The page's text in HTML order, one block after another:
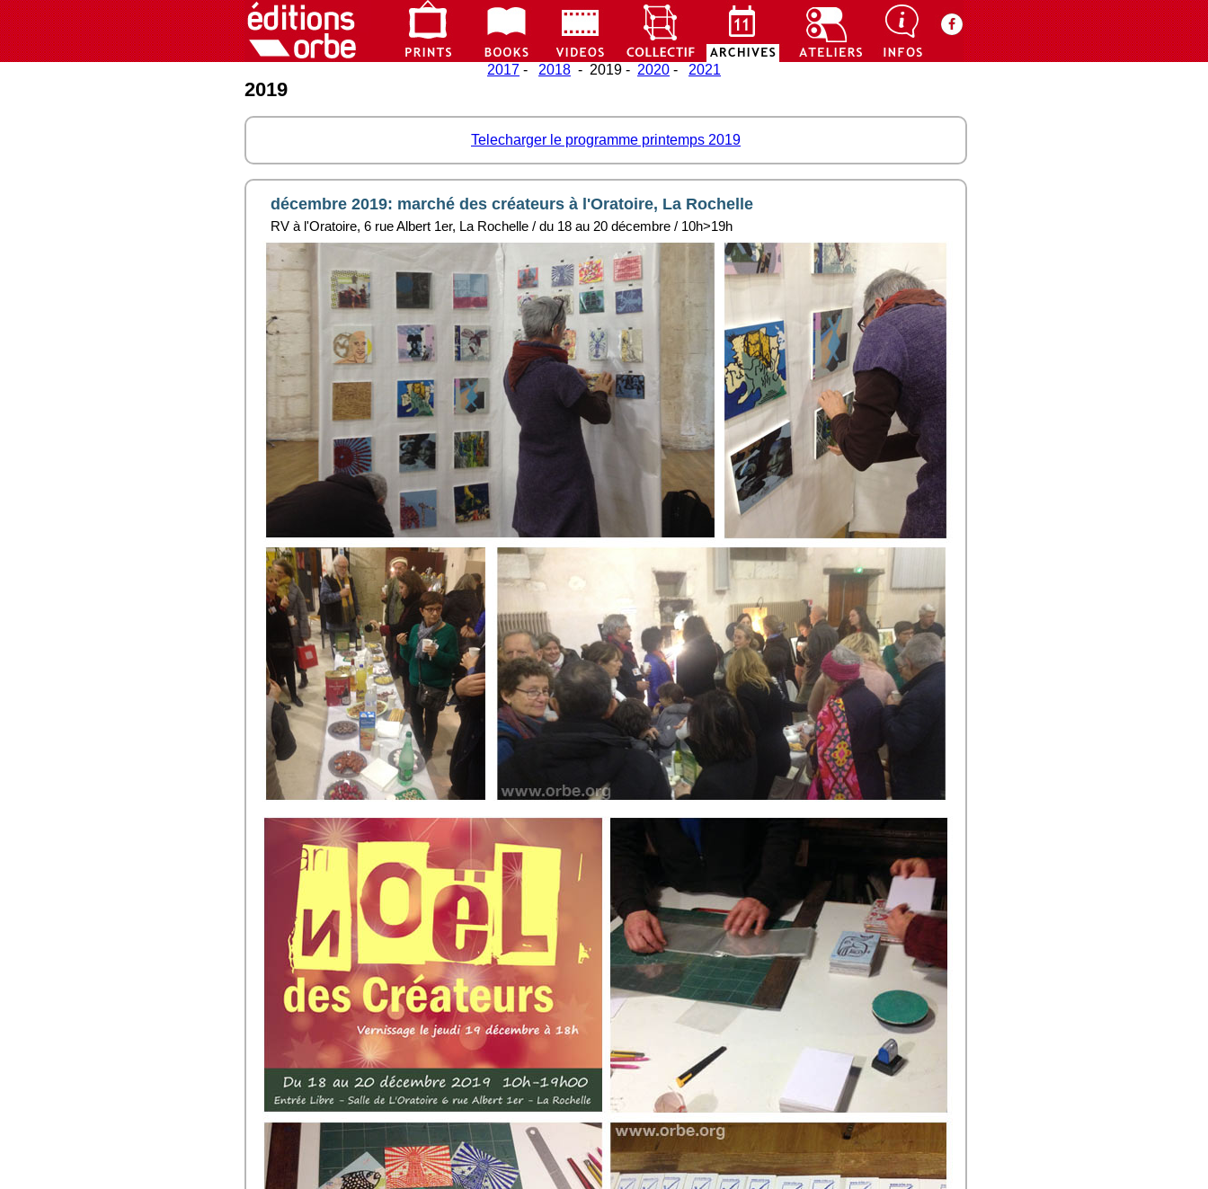
2017 - 2018 - 2019 - 2020 - 2021
2019
Telecharger le programme printemps 2019
décembre 2019: marché des créateurs à l'Oratoire, La Rochelle
RV à l'Oratoire, 6 rue Albert 1er, La Rochelle / du 18 au 20 décembre / 10h>19h